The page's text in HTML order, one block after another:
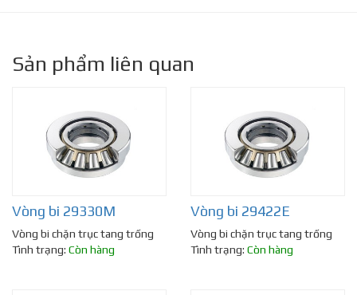
Sản phẩm liên quan
Vòng bi 29330M
Vòng bi chặn trục tang trống
Tình trạng: Còn hàng
Vòng bi 29422E
Vòng bi chặn trục tang trống
Tình trạng: Còn hàng